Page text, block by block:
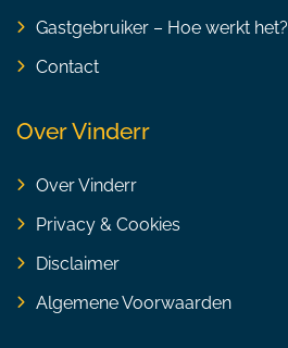
Gastgebruiker – Hoe werkt het?
Contact
Over Vinderr
Over Vinderr
Privacy & Cookies
Disclaimer
Algemene Voorwaarden